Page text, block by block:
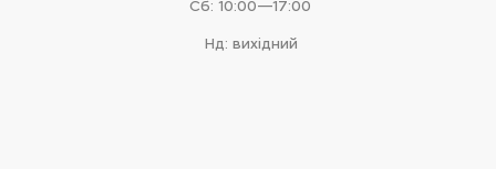
Сб: 10:00—17:00
Нд: вихідний